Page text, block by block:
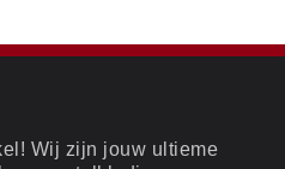
Wij zijn jouw ultieme